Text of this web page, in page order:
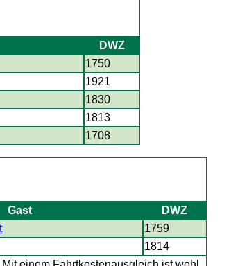
DWZ
1750
1921
1830
1813
1708
Gast
DWZ
1759
1814